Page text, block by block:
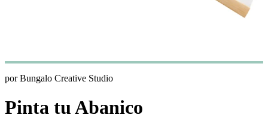
por Bungalo Creative Studio
Pinta tu Abanico